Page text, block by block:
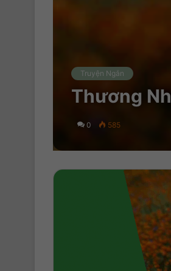
Truyện Ngắn
Thương
0 585